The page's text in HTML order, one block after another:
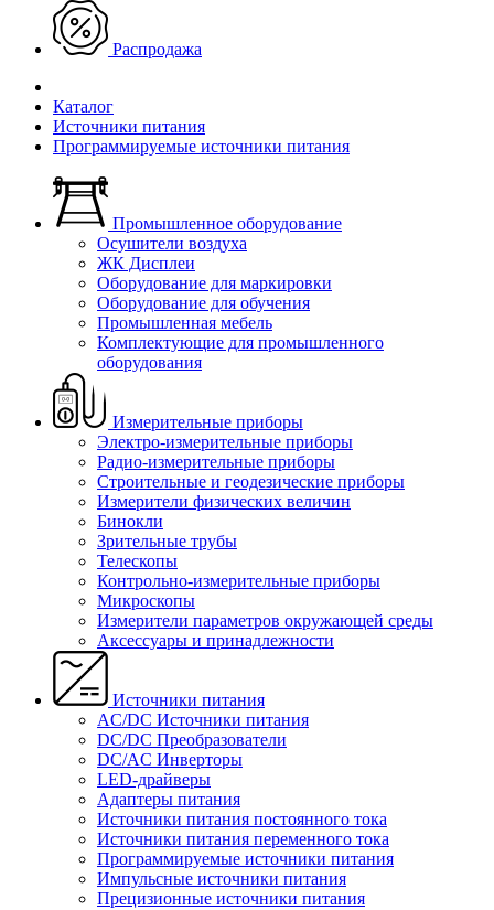
Распродажа
Каталог
Источники питания
Программируемые источники питания
Промышленное оборудование
Осушители воздуха
ЖК Дисплеи
Оборудование для маркировки
Оборудование для обучения
Промышленная мебель
Комплектующие для промышленного
оборудования
Измерительные приборы
Электро-измерительные приборы
Радио-измерительные приборы
Строительные и геодезические приборы
Измерители физических величин
Бинокли
Зрительные трубы
Телескопы
Контрольно-измерительные приборы
Микроскопы
Измерители параметров окружающей среды
Аксессуары и принадлежности
Источники питания
AC/DC Источники питания
DC/DC Преобразователи
DC/AC Инверторы
LED-драйверы
Адаптеры питания
Источники питания постоянного тока
Источники питания переменного тока
Программируемые источники питания
Импульсные источники питания
Прецизионные источники питания